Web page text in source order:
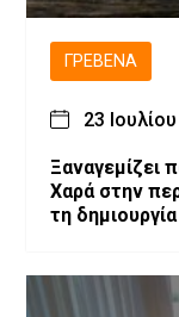
ΓΡΕΒΕΝΆ
23
Ξαναγεμίζει
Χαρά στην περιοχή
τη